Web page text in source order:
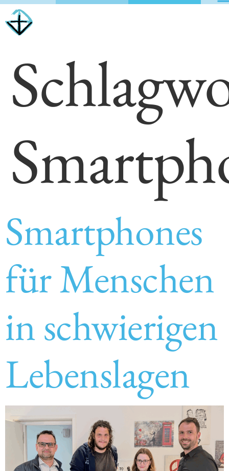
Smartphones
für Menschen
in schwierigen
Lebenslagen